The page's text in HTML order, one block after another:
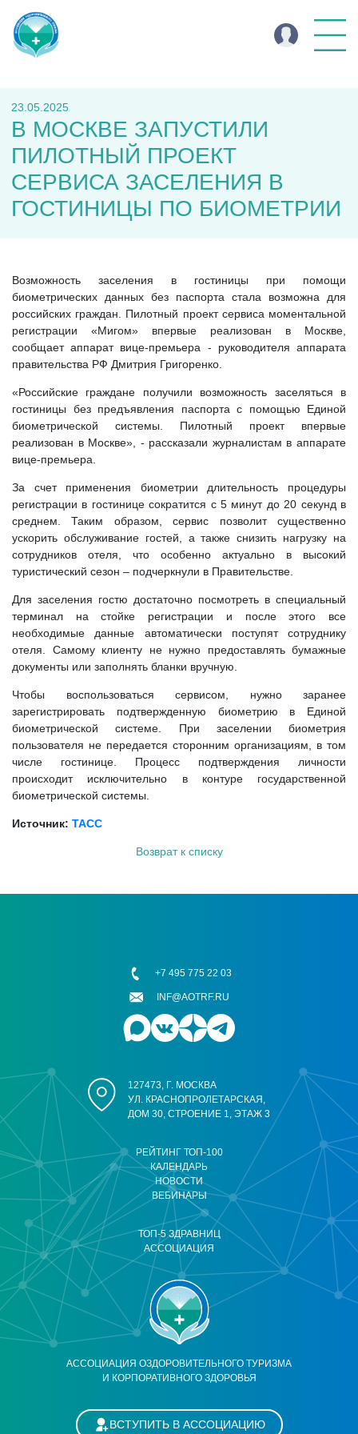
23.05.2025
В МОСКВЕ ЗАПУСТИЛИ
ПИЛОТНЫЙ ПРОЕКТ
СЕРВИСА ЗАСЕЛЕНИЯ В
ГОСТИНИЦЫ ПО БИОМЕТРИИ
Возможность заселения в гостиницы при помощи
биометрических данных без паспорта стала возможна для
российских граждан. Пилотный проект сервиса моментальной
регистрации «Мигом» впервые реализован в Москве,
сообщает аппарат вице-премьера - руководителя аппарата
правительства РФ Дмитрия Григоренко.
«Российские граждане получили возможность заселяться в
гостиницы без предъявления паспорта с помощью Единой
биометрической системы. Пилотный проект впервые
реализован в Москве», - рассказали журналистам в аппарате
вице-премьера.
За счет применения биометрии длительность процедуры
регистрации в гостинице сократится с 5 минут до 20 секунд в
среднем. Таким образом, сервис позволит существенно
ускорить обслуживание гостей, а также снизить нагрузку на
сотрудников отеля, что особенно актуально в высокий
туристический сезон – подчеркнули в Правительстве.
Для заселения гостю достаточно посмотреть в специальный
терминал на стойке регистрации и после этого все
необходимые данные автоматически поступят сотруднику
отеля. Самому клиенту не нужно предоставлять бумажные
документы или заполнять бланки вручную.
Чтобы воспользоваться сервисом, нужно заранее
зарегистрировать подтвержденную биометрию в Единой
биометрической системе. При заселении биометрия
пользователя не передается сторонним организациям, в том
числе гостинице. Процесс подтверждения личности
происходит исключительно в контуре государственной
биометрической системы.
Источник: ТАСС
Возврат к списку
АССОЦИАЦИЯ ОЗДОРОВИТЕЛЬНОГО ТУРИЗМА
И КОРПОРАТИВНОГО ЗДОРОВЬЯ
РЕЙТИНГ ТОП-100
КАЛЕНДАРЬ
НОВОСТИ
ВЕБИНАРЫ
ТОП-5 ЗДРАВНИЦ
АССОЦИАЦИЯ
127473, Г. МОСКВА
УЛ. КРАСНОПРОЛЕТАРСКАЯ,
ДОМ 30, СТРОЕНИЕ 1, ЭТАЖ 3
+7 495 775 22 03
INF@AOTRF.RU
ВСТУПИТЬ В АССОЦИАЦИЮ